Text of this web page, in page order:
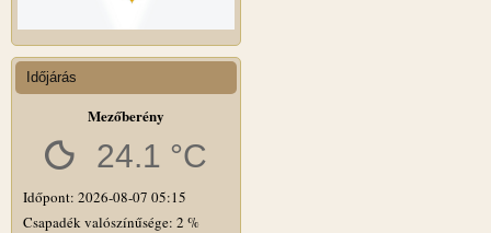
Időjárás
Mezőberény
24.1 °C
Időpont: 2026-08-07 05:15
Csapadék valószínűsége: 2 %